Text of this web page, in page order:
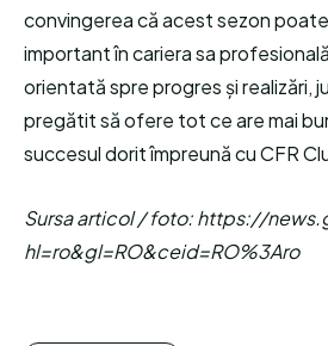
convingerea că acest sezon
important în cariera sa
orientată spre progres și realizări,
pregătit să ofere tot ce are mai
succesul dorit împreună cu CFR
Sursa articol / foto: https://
hl=ro&gl=RO&ceid=RO%3Aro